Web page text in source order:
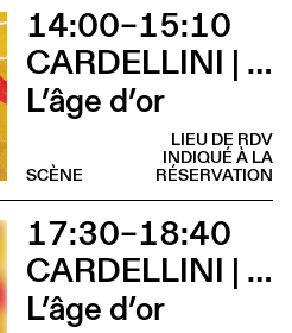
14:00–15:10
CARDELLINI | GONZALEZ
L’âge d’or
LIEU DE RDV
INDIQUÉ À LA
RÉSERVATION
SCÈNE
17:30–18:40
CARDELLINI | GONZALEZ
L’âge d’or